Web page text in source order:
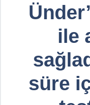
ile
süre